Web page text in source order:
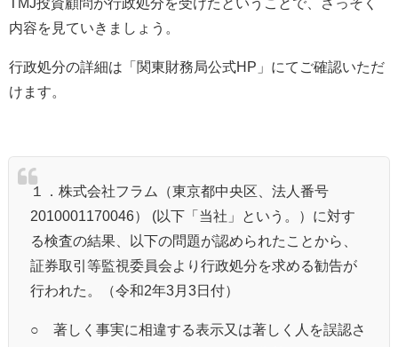
TMJ投資顧問が行政処分を受けたということで、さっそく
内容を見ていきましょう。
行政処分の詳細は「関東財務局公式HP」にてご確認いただ
けます。
１．株式会社フラム（東京都中央区、法人番号
2010001170046） (以下「当社」という。）に対す
る検査の結果、以下の問題が認められたことから、
証券取引等監視委員会より行政処分を求める勧告が
行われた。（令和2年3月3日付）
○ 著しく事実に相違する表示又は著しく人を誤認さ